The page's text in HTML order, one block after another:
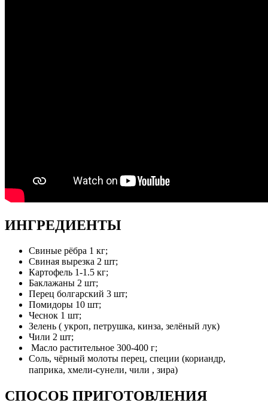
ИНГРЕДИЕНТЫ ⠀
Свиные рёбра 1 кг;
Свиная вырезка 2 шт;
Картофель 1-1.5 кг;
Баклажаны 2 шт;
Перец болгарский 3 шт;
Помидоры 10 шт;
Чеснок 1 шт;
Зелень ( укроп, петрушка, кинза, зелёный лук)
Чили 2 шт;
Масло растительное 300-400 г;
Соль, чёрный молоты перец, специи (кориандр,
паприка, хмели-сунели, чили , зира) ⠀
СПОСОБ ПРИГОТОВЛЕНИЯ ⠀